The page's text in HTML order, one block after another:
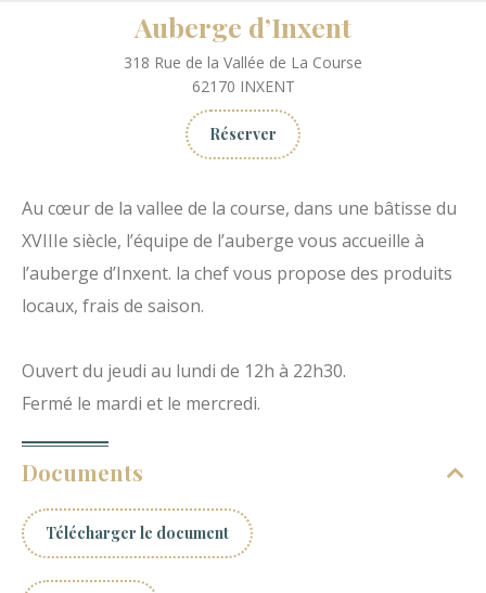
Auberge d’Inxent
318 Rue de la Vallée de La Course
62170 INXENT
Réserver
Au cœur de la vallee de la course, dans une bâtisse du
XVIIIe siècle, l’équipe de l’auberge vous accueille à
l’auberge d’Inxent. la chef vous propose des produits
locaux, frais de saison.
Ouvert du jeudi au lundi de 12h à 22h30.
Fermé le mardi et le mercredi.
Documents
Télécharger le document